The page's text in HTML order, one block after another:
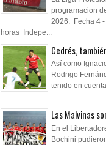
programacion
2026. Fecha 4
horas Indepe...
Cedrés,
Así como
Rodrigo
tenido en
...
Las Malvinas
En el
Bochini